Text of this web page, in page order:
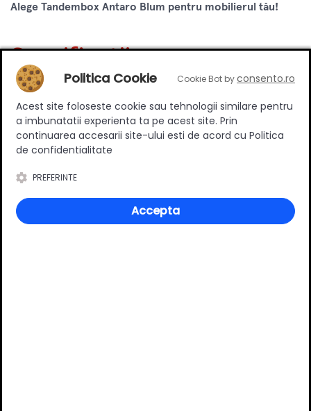
Alege Tandembox Antaro Blum pentru mobilierul tău!
Specificatii
Lungime nominala (mm)
300 mm
Varianta extragere
Totala
Capacitate portanta (kg)
Suruburi incluse
Material
Metal/Plastic
Culoare
Politica Cookie Cookie Bot byconsento.ro
Acest site foloseste cookie sau tehnologii similare pentru
a imbunatatii experienta ta pe acest site. Prin
continuarea accesarii site-ului esti de acord cu Politica
de confidentialitate
PREFERINTE
Accepta